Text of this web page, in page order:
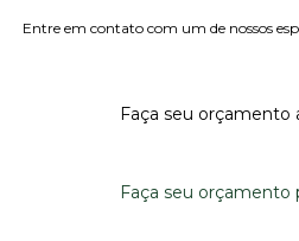
Entre em contato com um de nossos
Faça seu orçamento
Faça seu orçamento